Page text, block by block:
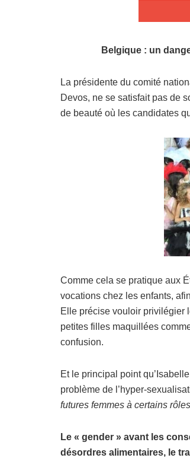
Belgique : un
La présidente du comité
Devos, ne se satisfait pas de
de beauté où les candidates
Comme cela se pratique aux
vocations chez les enfants,
Elle précise vouloir privilégier
petites filles maquillées
confusion.
Et le principal point
problème de l’hyper-
futures femmes à certains rôles
Le « gender » avant les
désordres alimentaires, le